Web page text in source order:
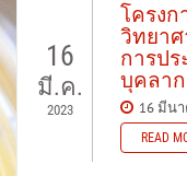
16
มี.ค.
2023
โครง
วิทยาศ
การป
บุคลา
16 มีน
READ